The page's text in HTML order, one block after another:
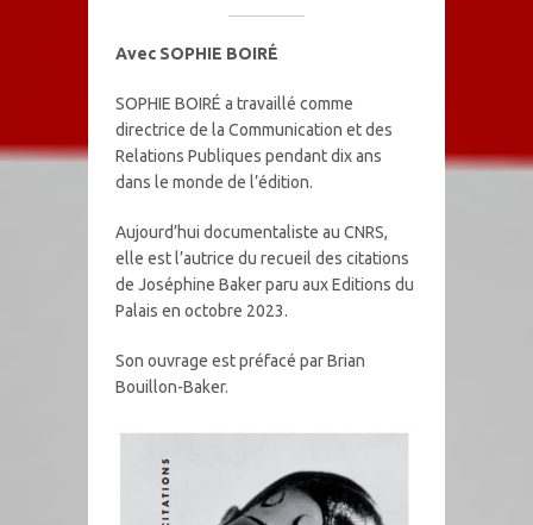
Avec SOPHIE BOIRÉ
SOPHIE BOIRÉ a travaillé comme
directrice de la Communication et des
Relations Publiques pendant dix ans
dans le monde de l’édition.
Aujourd’hui documentaliste au CNRS,
elle est l’autrice du recueil des citations
de Joséphine Baker paru aux Editions du
Palais en octobre 2023.
Son ouvrage est préfacé par Brian
Bouillon-Baker.